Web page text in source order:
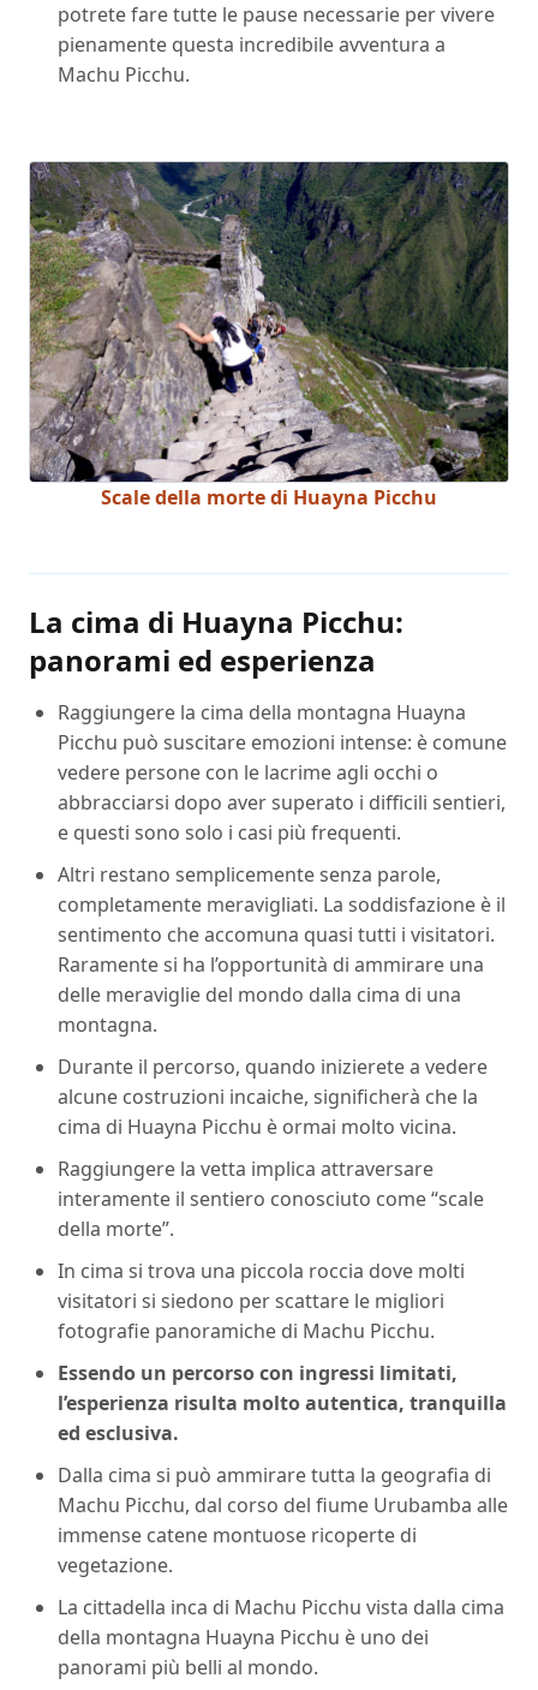
potrete fare tutte le pause necessarie per vivere
pienamente questa incredibile avventura a
Machu Picchu.
Scale della morte di Huayna Picchu
La cima di Huayna Picchu:
panorami ed esperienza
Raggiungere la cima della montagna Huayna
Picchu può suscitare emozioni intense: è comune
vedere persone con le lacrime agli occhi o
abbracciarsi dopo aver superato i difficili sentieri,
e questi sono solo i casi più frequenti.
Altri restano semplicemente senza parole,
completamente meravigliati. La soddisfazione è il
sentimento che accomuna quasi tutti i visitatori.
Raramente si ha l’opportunità di ammirare una
delle meraviglie del mondo dalla cima di una
montagna.
Durante il percorso, quando inizierete a vedere
alcune costruzioni incaiche, significherà che la
cima di Huayna Picchu è ormai molto vicina.
Raggiungere la vetta implica attraversare
interamente il sentiero conosciuto come “scale
della morte”.
In cima si trova una piccola roccia dove molti
visitatori si siedono per scattare le migliori
fotografie panoramiche di Machu Picchu.
Essendo un percorso con ingressi limitati,
l’esperienza risulta molto autentica, tranquilla
ed esclusiva.
Dalla cima si può ammirare tutta la geografia di
Machu Picchu, dal corso del fiume Urubamba alle
immense catene montuose ricoperte di
vegetazione.
La cittadella inca di Machu Picchu vista dalla cima
della montagna Huayna Picchu è uno dei
panorami più belli al mondo.